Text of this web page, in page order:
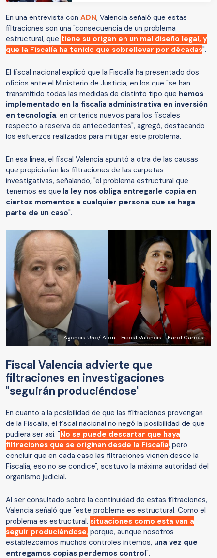
En una entrevista con ADN, Valencia señaló que estas
filtraciones son una "consecuencia de un problema
estructural, que tiene su origen en un mal diseño legal, y
que la Fiscalía ha tenido que sobrellevar por décadas".
El fiscal nacional explicó que la Fiscalía ha presentado dos
oficios ante el Ministerio de Justicia, en los que "se han
transmitido todas las medidas de distinto tipo que hemos
implementado en la fiscalía administrativa en inversión
en tecnología, en criterios nuevos para los fiscales
respecto a reserva de antecedentes", agregó, destacando
los esfuerzos realizados para mitigar este problema.
En esa línea, el fiscal Valencia apuntó a otra de las causas
que propiciarían las filtraciones de las carpetas
investigativas, señalando, "el problema estructural que
tenemos es que la ley nos obliga entregarle copia en
ciertos momentos a cualquier persona que se haga
parte de un caso".
Agencia Uno/ Aton - Fiscal Valencia - Karol Cariola
Fiscal Valencia advierte que
filtraciones en investigaciones
"seguirán produciéndose"
En cuanto a la posibilidad de que las filtraciones provengan
de la Fiscalía, el fiscal nacional no negó la posibilidad de que
pudiera ser así. "No se puede descartar que haya
filtraciones que se originan desde la Fiscalía, pero
concluir que en cada caso las filtraciones vienen desde la
Fiscalía, eso no se condice", sostuvo la máxima autoridad del
organismo judicial.
Al ser consultado sobre la continuidad de estas filtraciones,
Valencia señaló que "este problema es estructural. Como el
problema es estructural, situaciones como esta van a
seguir produciéndose, porque, aunque nosotros
establezcamos muchos controles internos, una vez que
entregamos copias perdemos control".